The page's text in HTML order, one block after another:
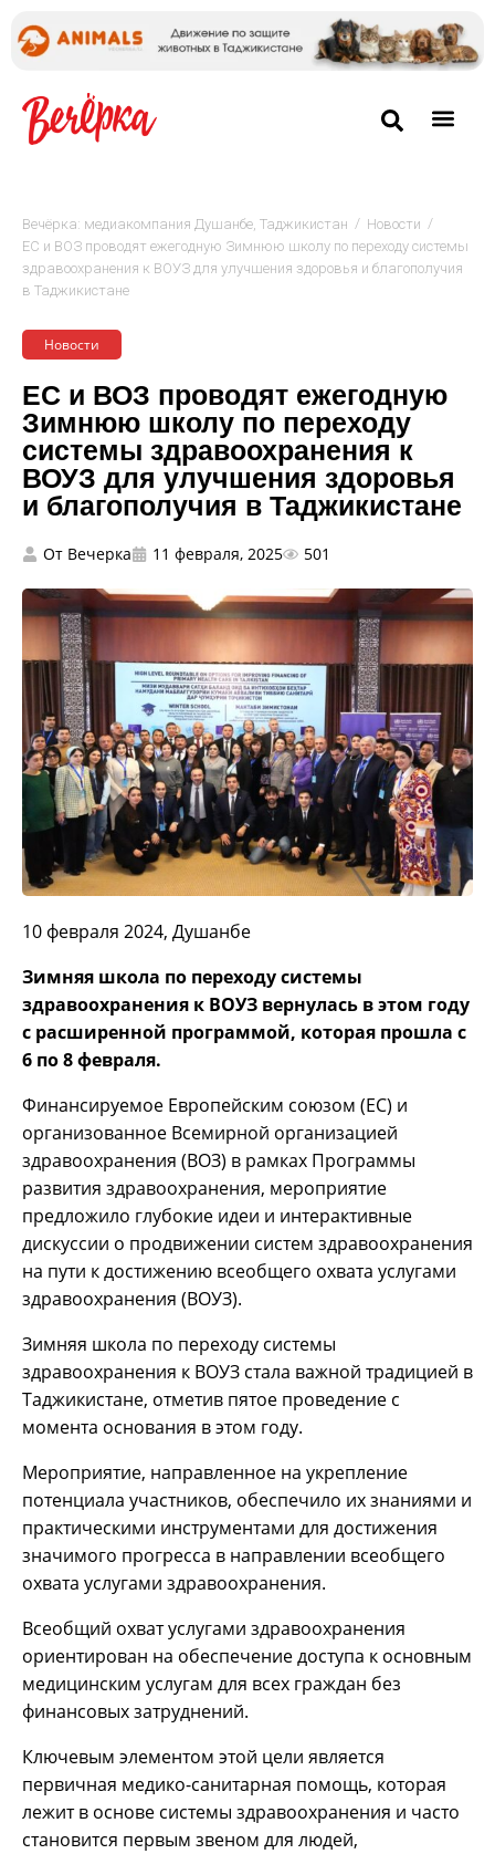
Вечёрка: медиакомпания Душанбе, Таджикистан / Новости /
ЕС и ВОЗ проводят ежегодную Зимнюю школу по переходу системы
здравоохранения к ВОУЗ для улучшения здоровья и благополучия
в Таджикистане
Новости
ЕС и ВОЗ проводят ежегодную
Зимнюю школу по переходу
системы здравоохранения к
ВОУЗ для улучшения здоровья
и благополучия в Таджикистане
От Вечерка 11 февраля, 2025 501
10 февраля 2024, Душанбе
Зимняя школа по переходу системы
здравоохранения к ВОУЗ вернулась в этом году
с расширенной программой, которая прошла с
6 по 8 февраля.
Финансируемое Европейским союзом (ЕС) и
организованное Всемирной организацией
здравоохранения (ВОЗ) в рамках Программы
развития здравоохранения, мероприятие
предложило глубокие идеи и интерактивные
дискуссии о продвижении систем здравоохранения
на пути к достижению всеобщего охвата услугами
здравоохранения (ВОУЗ).
Зимняя школа по переходу системы
здравоохранения к ВОУЗ стала важной традицией в
Таджикистане, отметив пятое проведение с
момента основания в этом году.
Мероприятие, направленное на укрепление
потенциала участников, обеспечило их знаниями и
практическими инструментами для достижения
значимого прогресса в направлении всеобщего
охвата услугами здравоохранения.
Всеобщий охват услугами здравоохранения
ориентирован на обеспечение доступа к основным
медицинским услугам для всех граждан без
финансовых затруднений.
Ключевым элементом этой цели является
первичная медико-санитарная помощь, которая
лежит в основе системы здравоохранения и часто
становится первым звеном для людей,